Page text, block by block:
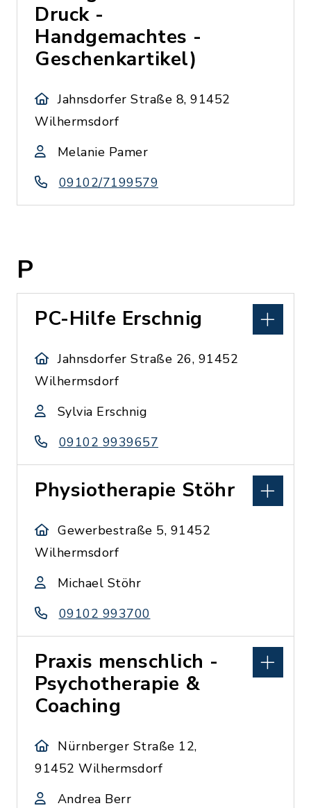
Druck -
Handgemachtes -
Geschenkartikel)
Jahnsdorfer Straße 8, 91452
Wilhermsdorf
Melanie Pamer
09102/7199579
P
PC-Hilfe Erschnig
Jahnsdorfer Straße 26, 91452
Wilhermsdorf
Sylvia Erschnig
09102 9939657
Physiotherapie Stöhr
Gewerbestraße 5, 91452
Wilhermsdorf
Michael Stöhr
09102 993700
Praxis menschlich -
Psychotherapie &
Coaching
Nürnberger Straße 12,
91452 Wilhermsdorf
Andrea Berr